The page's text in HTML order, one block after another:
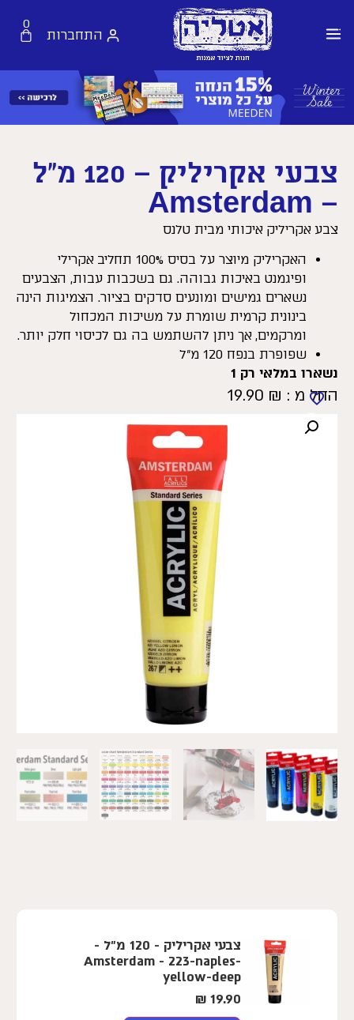
התחברות
0
צבעי אקריליק – 120 מ”ל
– Amsterdam
צבע אקריליק איכותי מבית טלנס
האקריליק מיוצר על בסיס 100% תחליב אקרילי
ופיגמנט באיכות גבוהה. גם בשכבות עבות, הצבעים
נשארים גמישים ומונעים סדקים בציור. הצמיגות הינה
בינונית קרמית שומרת על משיכות המכחול
ומרקמים, אך ניתן להשתמש בה גם לכיסוי חלק יותר.
שפופרת בנפח 120 מ”ל
נשארו במלאי רק 1
החל מ : 19.90 ₪
צבעי אקריליק - 120 מ"ל -
Amsterdam - 223-naples-
yellow-deep
19.90
₪